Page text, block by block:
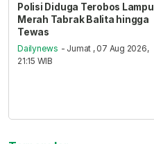
Polisi Diduga Terobos Lampu
Merah Tabrak Balita hingga
Tewas
Dailynews - Jumat , 07 Aug 2026,
21:15 WIB